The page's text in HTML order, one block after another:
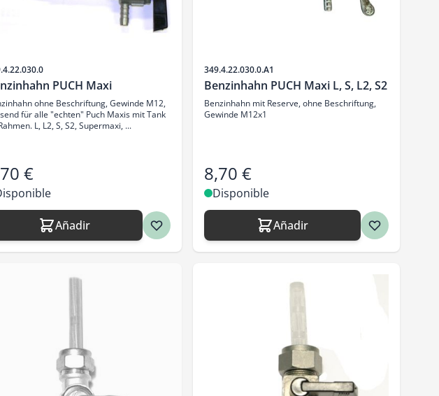
PUCH Maxi
ohne Beschriftung, Gewinde M12,
für alle "echten" Puch Maxis mit Tank
L, L2, S, S2, Supermaxi, ...
€
Añadir
SKU
349.4.22.030.0.A1
Benzinhahn PUCH Maxi L, S, L2, S2
Benzinhahn mit Reserve, ohne Beschriftung,
Gewinde M12x1
8,70 €
Disponible
Añadir